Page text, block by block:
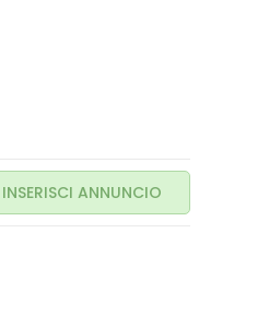
INSERISCI ANNUNCIO